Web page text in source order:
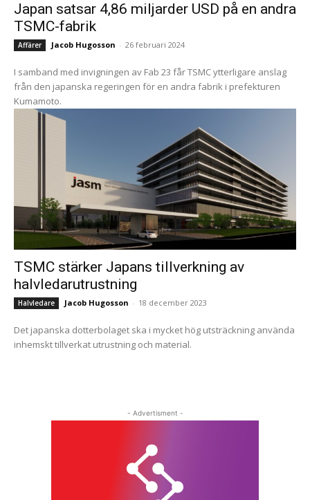
Japan satsar 4,86 miljarder USD på en andra
TSMC-fabrik
Affärer Jacob Hugosson - 26 februari 2024
I samband med invigningen av Fab 23 får TSMC ytterligare anslag
från den japanska regeringen för en andra fabrik i prefekturen
Kumamoto.
TSMC stärker Japans tillverkning av
halvledarutrustning
Halvledare Jacob Hugosson - 18 december 2023
Det japanska dotterbolaget ska i mycket hög utsträckning använda
inhemskt tillverkat utrustning och material.
- Advertisment -